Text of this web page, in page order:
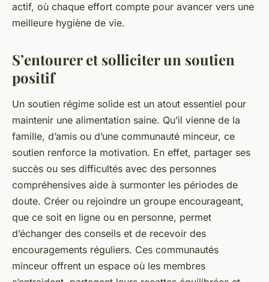
actif, où chaque effort compte pour avancer vers une
meilleure hygiène de vie.
S’entourer et solliciter un soutien
positif
Un soutien régime solide est un atout essentiel pour
maintenir une alimentation saine. Qu’il vienne de la
famille, d’amis ou d’une communauté minceur, ce
soutien renforce la motivation. En effet, partager ses
succès ou ses difficultés avec des personnes
compréhensives aide à surmonter les périodes de
doute. Créer ou rejoindre un groupe encourageant,
que ce soit en ligne ou en personne, permet
d’échanger des conseils et de recevoir des
encouragements réguliers. Ces communautés
minceur offrent un espace où les membres